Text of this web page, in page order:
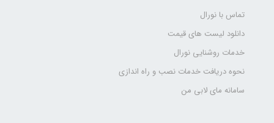
تماس با نورال
دانلود لیست های قیمت
خدمات روشنایی نورال
نحوه دریافت خدمات نصب و راه اندازی
سامانه مای لابی من